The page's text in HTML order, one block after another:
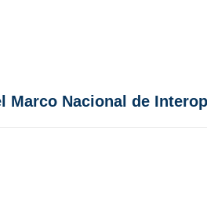
Marco Nacional de